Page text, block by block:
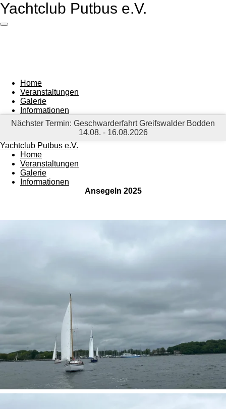
Zum
springen
Yachtclub Putbus e.V.
Home
Veranstaltungen
Galerie
Informationen
Nächster Termin: Geschwarderfahrt Greifswalder Bodden
14.08. - 16.08.2026
Yachtclub Putbus e.V.
Home
Veranstaltungen
Galerie
Informationen
Ansegeln 2025